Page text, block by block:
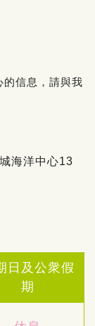
的信息，請與我
海洋中心13
日及公衆假
期